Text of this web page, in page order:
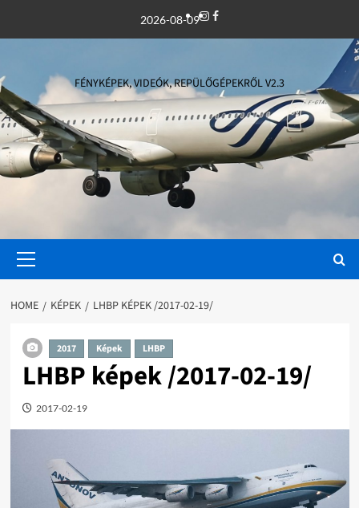
2026-08-09Instagram
Facebook
FÉNYKÉPEK, VIDEÓK, REPÜLŐGÉPEKRŐL V2.3
Menu
HOME KÉPEK LHBP KÉPEK /2017-02-19/
2017 Képek LHBP
LHBP képek /2017-02-19/
2017-02-19